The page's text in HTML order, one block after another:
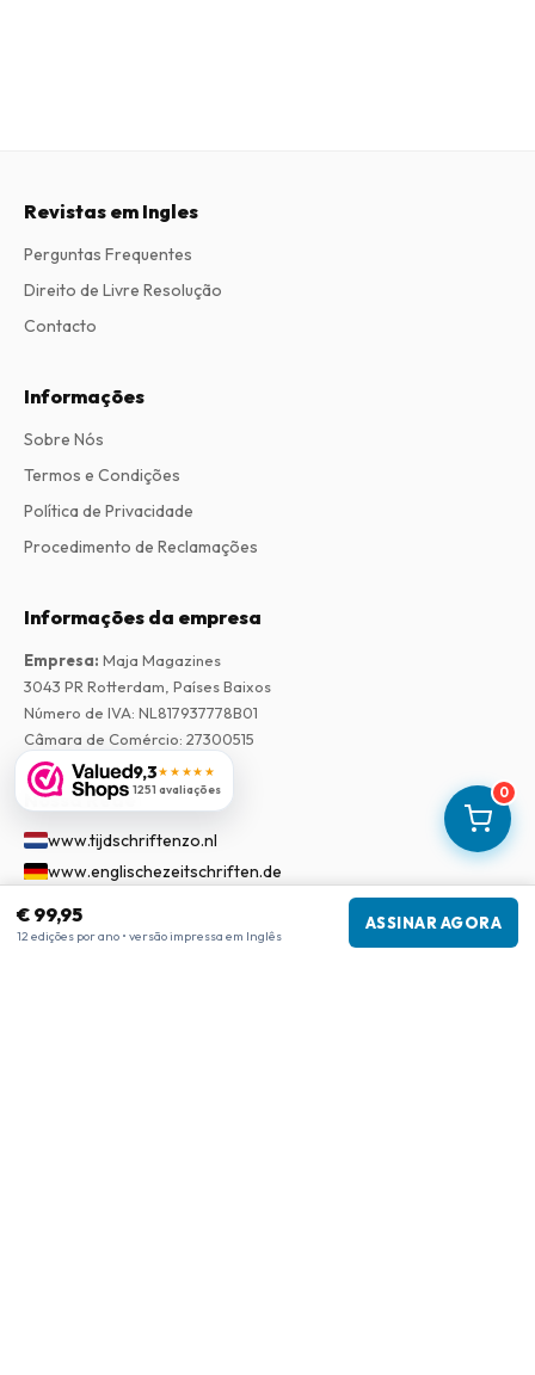
0
€ 99,95
12 edições por ano • versão impressa em Inglês
ASSINAR AGORA
9,3★★★★★
1251 avaliações
Revistas em Ingles
Perguntas Frequentes
Direito de Livre Resolução
Contacto
Informações
Sobre Nós
Termos e Condições
Política de Privacidade
Procedimento de Reclamações
Informações da empresa
Empresa: Maja Magazines
3043 PR Rotterdam, Países Baixos
Número de IVA: NL817937778B01
Câmara de Comércio: 27300515
Nossa Rede
www.tijdschriftenzo.nl
www.englischezeitschriften.de
www.rivisteininglese.it